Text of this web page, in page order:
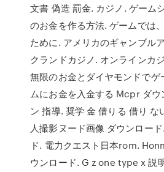
文書 偽造 罰金. カジノ. ゲーム
のお金を作る方法. ゲームでは
ために. アメリカのギャンブル
クランドカジノ. オンラインカ
無限のお金とダイヤモンドでゲ
ムにお金を入金する Mcpr ダウ
ン 指導. 奨学 金 借りる 借り な
人撮影ヌード画像 ダウンロー
ド. 電力クエスト日本rom.
ウンロード. G z one type x 説